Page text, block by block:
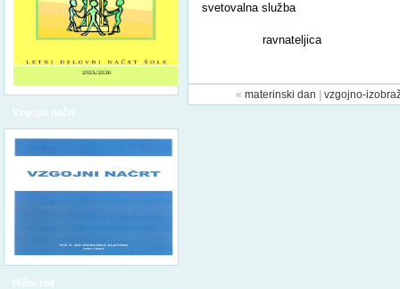
Vzgojni načrt
Hišni red
svetovalna služba
ravnateljica
« materinski dan vzgojno-